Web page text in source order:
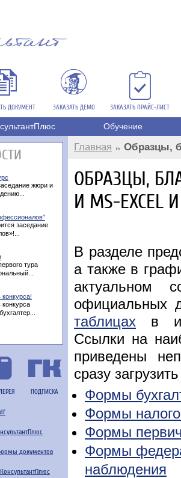
ДОКУМЕНТ ЗАКАЗАТЬ ДЕМО ЗАКАЗАТЬ ПРАЙС-ЛИСТ
Обучение
жюри и
заседание
тура
ПОДПИСКА
документов
Главная Образцы,
ОБРАЗЦЫ,
И MS-
В разделе
а также в
актуальном
официальных
таблицах в
Ссылки на
приведены
сразу
Формы
Формы
Формы
Формы
наблюдения